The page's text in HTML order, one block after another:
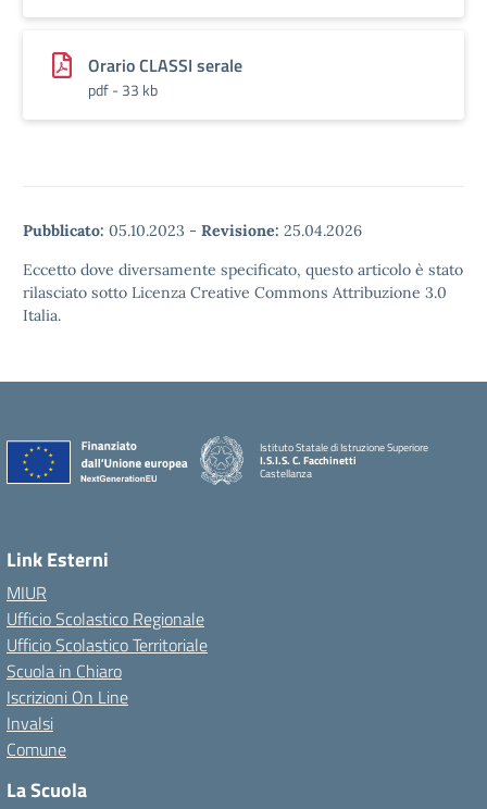
Orario CLASSI serale
pdf - 33 kb
Pubblicato: 05.10.2023 - Revisione: 25.04.2026
Eccetto dove diversamente specificato, questo articolo è stato
rilasciato sotto Licenza Creative Commons Attribuzione 3.0
Italia.
Istituto Statale di Istruzione Superiore
I.S.I.S. C. Facchinetti
Castellanza
Link Esterni
MIUR
Ufficio Scolastico Regionale
Ufficio Scolastico Territoriale
Scuola in Chiaro
Iscrizioni On Line
Invalsi
Comune
La Scuola